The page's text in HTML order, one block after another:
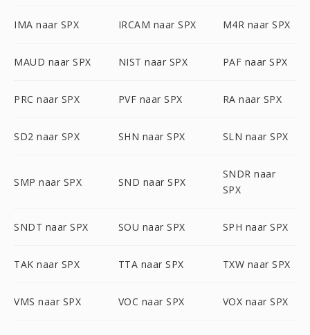
IMA naar SPX IRCAM naar SPX M4R naar SPX
MAUD naar SPX NIST naar SPX PAF naar SPX
PRC naar SPX PVF naar SPX RA naar SPX
SD2 naar SPX SHN naar SPX SLN naar SPX
SMP naar SPX SND naar SPX
SNDR naar
SPX
SNDT naar SPX SOU naar SPX SPH naar SPX
TAK naar SPX TTA naar SPX TXW naar SPX
VMS naar SPX VOC naar SPX VOX naar SPX